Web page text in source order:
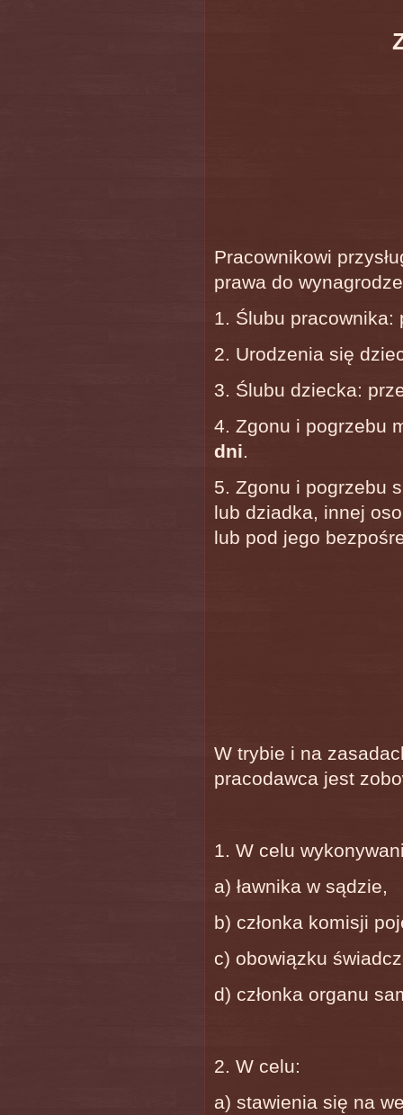
Pracownikowi
prawa do
1. Ślubu
2. Urodzenia się
3. Ślubu dziecka:
4. Zgonu i pogrzebu
dni.
5. Zgonu i pogrzebu
lub dziadka, innej
lub pod jego
W trybie i na
pracodawca jest
1. W celu
a) ławnika w sądzie,
b) członka komisji
c) obowiązku
d) członka organu
2. W celu:
a) stawienia się na